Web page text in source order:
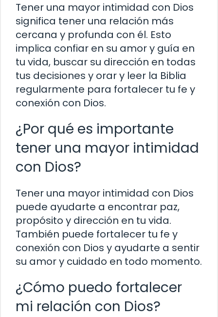
Tener una mayor intimidad con Dios
significa tener una relación más
cercana y profunda con él. Esto
implica confiar en su amor y guía en
tu vida, buscar su dirección en todas
tus decisiones y orar y leer la Biblia
regularmente para fortalecer tu fe y
conexión con Dios.
¿Por qué es importante
tener una mayor intimidad
con Dios?
Tener una mayor intimidad con Dios
puede ayudarte a encontrar paz,
propósito y dirección en tu vida.
También puede fortalecer tu fe y
conexión con Dios y ayudarte a sentir
su amor y cuidado en todo momento.
¿Cómo puedo fortalecer
mi relación con Dios?